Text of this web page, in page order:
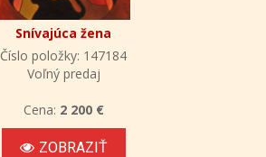
Snívajúca žena
Číslo položky: 147184
Voľný predaj
Cena: 2 200 €
ZOBRAZIŤ